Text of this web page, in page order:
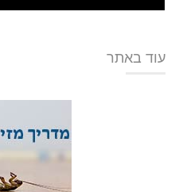
עוד באתר